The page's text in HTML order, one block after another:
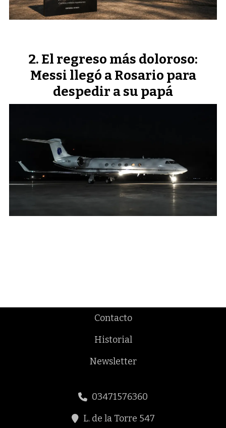
El regreso más doloroso:
Messi llegó a Rosario para
despedir a su papá
Contacto
Historial
Newsletter
03471576360
L. de la Torre 547